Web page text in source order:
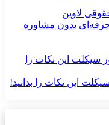
بدون مشاوره
این نکات را بدانید!